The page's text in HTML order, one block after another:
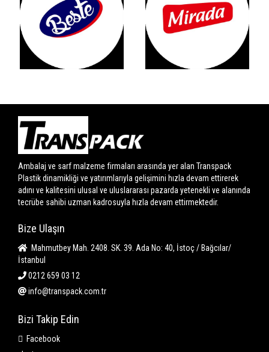
Ambalaj ve sarf malzeme firmaları arasında yer alan Transpack
Plastik dinamikliği ve yatırımlarıyla gelişimini hızla devam ettirerek
adını ve kalitesini ulusal ve uluslararası pazarda yetenekli ve alanında
tecrübe sahibi uzman kadrosuyla hızla devam ettirmektedir.
Bize Ulaşın
Mahmutbey Mah. 2408. SK. 39. Ada No: 40, İstoç / Bağcılar/
İstanbul
0212 659 03 12
info@transpack.com.tr
Bizi Takip Edin
Facebook